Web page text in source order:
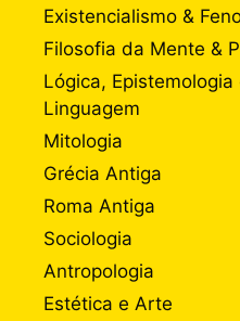
Existencialismo &
Filosofia da Mente &
Lógica,
Linguagem
Mitologia
Grécia Antiga
Roma Antiga
Sociologia
Antropologia
Estética e Arte